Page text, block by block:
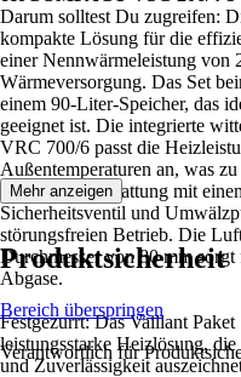
Darum solltest Du zugreifen:
kompakte Lösung für die
einer Nennwärmeleistung von
Wärmeversorgung. Das Set
einem 90-Liter-Speicher, das
geeignet ist. Die integrierte
VRC 700/6 passt die
Außentemperaturen an, was
führt. Die Ausstattung mit
Sicherheitsventil und
störungsfreien Betrieb. Die
Durchmesser von 80 mm
Abgase.
Festgezurrt: Das Vaillant
leistungsstarke Heizlösung,
und Zuverlässigkeit
Mehr anzeigen
Produktsicherheit
Bereich überspringen
Verantwortlich für